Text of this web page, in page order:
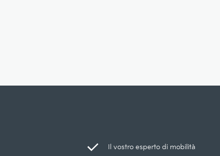
Il vostro esperto di mobilità